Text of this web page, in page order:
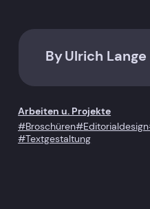
ByUlrich Lange
Arbeiten u. Projekte
Broschüren
Editorialdesign
Textgestaltung